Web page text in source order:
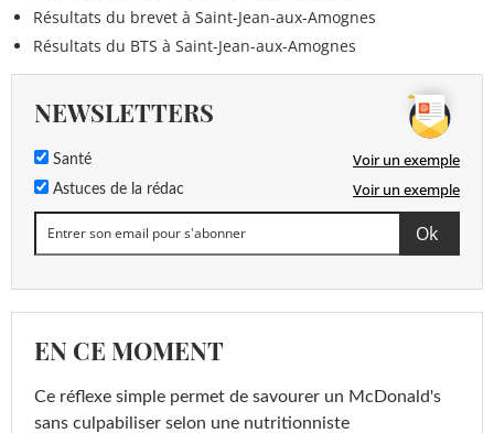
Résultats du brevet à Saint-Jean-aux-Amognes
Résultats du BTS à Saint-Jean-aux-Amognes
NEWSLETTERS
Santé Voir un exemple
Astuces de la rédac Voir un exemple
EN CE MOMENT
Ce réflexe simple permet de savourer un McDonald's
sans culpabiliser selon une nutritionniste